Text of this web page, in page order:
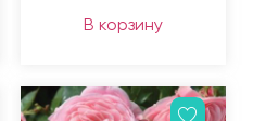
В корзину